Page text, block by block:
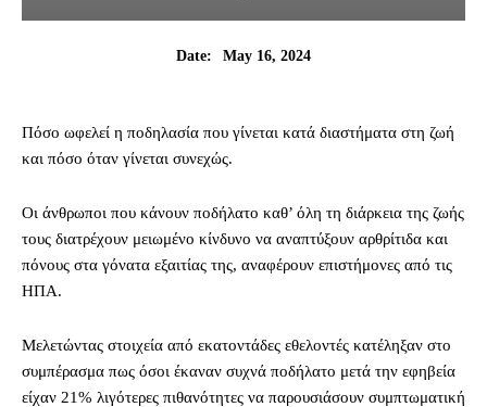
Date: May 16, 2024
Πόσο ωφελεί η ποδηλασία που γίνεται κατά διαστήματα στη ζωή
και πόσο όταν γίνεται συνεχώς.
Οι άνθρωποι που κάνουν ποδήλατο καθ’ όλη τη διάρκεια της ζωής
τους διατρέχουν μειωμένο κίνδυνο να αναπτύξουν αρθρίτιδα και
πόνους στα γόνατα εξαιτίας της, αναφέρουν επιστήμονες από τις
ΗΠΑ.
Μελετώντας στοιχεία από εκατοντάδες εθελοντές κατέληξαν στο
συμπέρασμα πως όσοι έκαναν συχνά ποδήλατο μετά την εφηβεία
είχαν 21% λιγότερες πιθανότητες να παρουσιάσουν συμπτωματική